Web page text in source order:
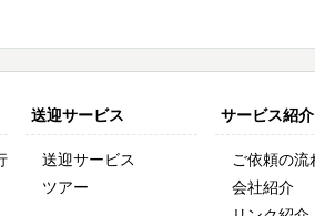
送迎サービス
送迎サービス
ツアー
サービス紹介
ご依頼の流
会社紹介